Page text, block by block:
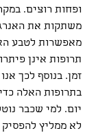
ופחות רוצים.
משתקות את
מאפשרות לטבע
תרופות אינן
זמן. בנוסף לכך
בתרופות האלה
יום. למי שכבר
לא ממליץ להפסיק